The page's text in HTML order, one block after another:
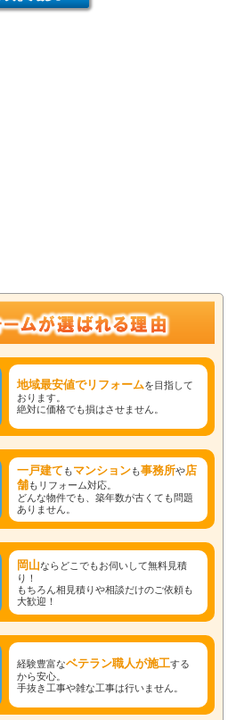
地域最安値でリフォームを目指して
おります。
絶対に価格でも損はさせません。
一戸建て もマンションも事務所や店
舗もリフォーム対応。
どんな物件でも、築年数が古くても問題
ありません。
岡山ならどこでもお伺いして無料見積
り！
もちろん相見積りや相談だけのご依頼も
大歓迎！
経験豊富なベテラン職人が施工する
から安心。
手抜き工事や雑な工事は行いません。